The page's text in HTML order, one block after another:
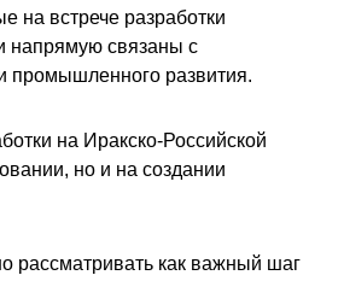
на встрече разработки
напрямую связаны с
промышленного развития.
на Иракско-Российской
но и на создании
рассматривать как важный шаг